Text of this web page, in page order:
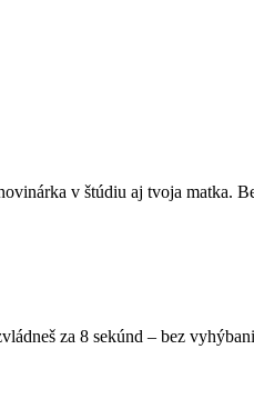
v štúdiu aj tvoja matka.
za 8 sekúnd – bez